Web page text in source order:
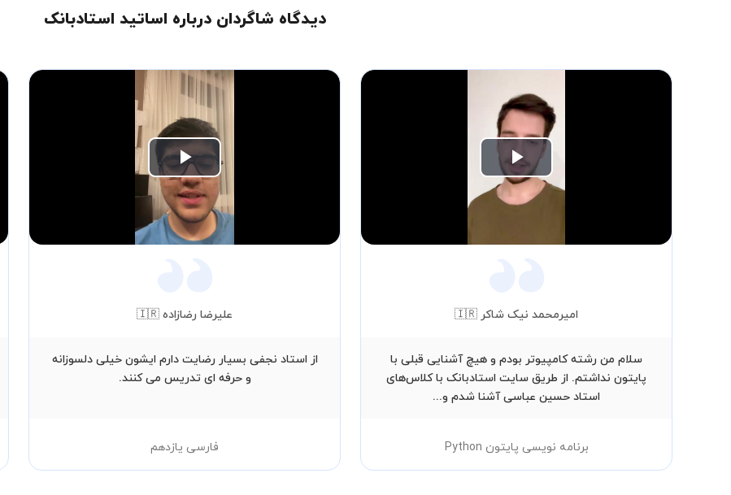
دیدگاه شاگردان درباره اساتید استادبانک
Play
Video
امیرمحمد نیک شاکر 🇮🇷
سلام من رشته کامپیوتر بودم و هیچ آشنایی قبلی با
پایتون نداشتم. از طریق سایت استادبانک با کلاس‌های
استاد حسین عباسی آشنا شدم و...
برنامه نویسی پایتون Python
Play
Video
علیرضا رضازاده 🇮🇷
از استاد نجفی بسیار رضایت دارم ایشون خیلی دلسوزانه
و حرفه ای تدریس می کنند.
فارسی یازدهم